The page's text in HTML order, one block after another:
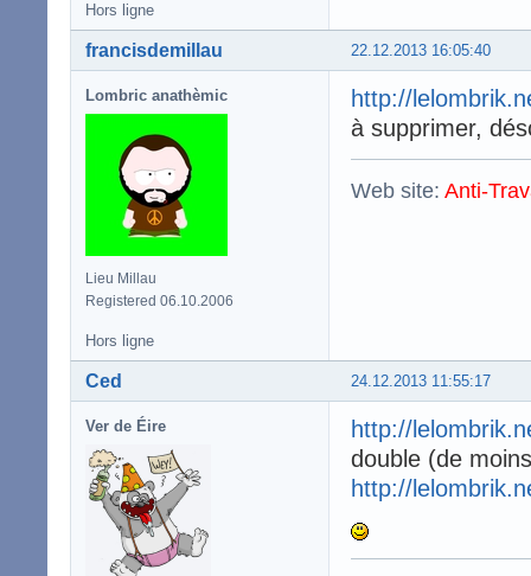
Hors ligne
22.12.2013 16:05:40
francisdemillau
Lombric anathèmic
Lieu Millau
Registered 06.10.2006
http://
à supprimer,
Web site: Anti-
Hors ligne
24.12.2013 11:55:17
Ced
Ver de Éire
http://
double (de
http://